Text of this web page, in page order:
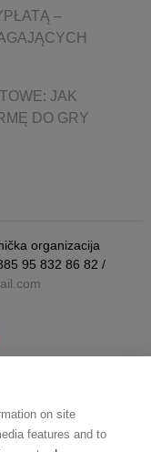
–
JAK
DO GRY
organizacija
95 832 86 82 /
Tannenbaum
on site
features and to